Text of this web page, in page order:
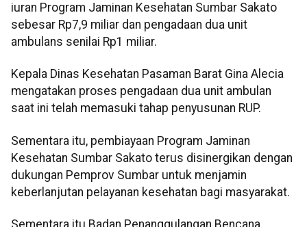
iuran Program Jaminan Kesehatan Sumbar Sakato
sebesar Rp7,9 miliar dan pengadaan dua unit
ambulans senilai Rp1 miliar.
Kepala Dinas Kesehatan Pasaman Barat Gina Alecia
mengatakan proses pengadaan dua unit ambulan
saat ini telah memasuki tahap penyusunan RUP.
Sementara itu, pembiayaan Program Jaminan
Kesehatan Sumbar Sakato terus disinergikan dengan
dukungan Pemprov Sumbar untuk menjamin
keberlanjutan pelayanan kesehatan bagi masyarakat.